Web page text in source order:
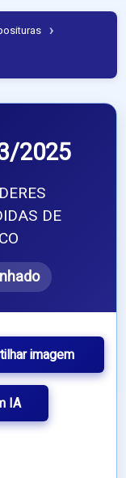
›
2025
DE
imagem
IA